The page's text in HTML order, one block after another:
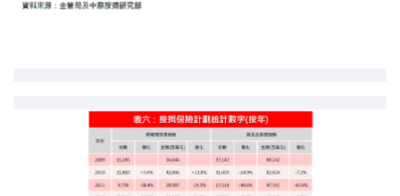
本網頁所提供資料僅作參考用途。
若因錯漏而引致任何不便或損失，中原按揭概不負責。
本網站採用無障礙網頁設計，如有任何問題，可查詢：
2889 2886 / cmb@mail.centanet.com